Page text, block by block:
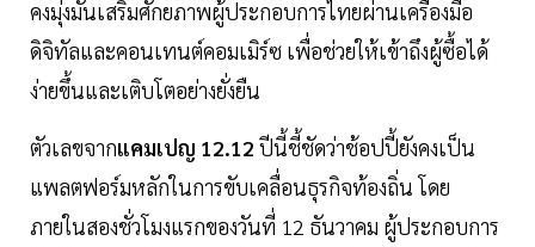
คงมุ่งมั่นเสริมศักยภาพผู้ประกอบการไทยผ่านเครื่องมือ
ดิจิทัลและคอนเทนต์คอมเมิร์ซ เพื่อช่วยให้เข้าถึงผู้ซื้อได้
ง่ายขึ้นและเติบโตอย่างยั่งยืน
ตัวเลขจากแคมเปญ 12.12 ปีนี้ชี้ชัดว่าช้อปปี้ยังคงเป็น
แพลตฟอร์มหลักในการขับเคลื่อนธุรกิจท้องถิ่น โดย
ภายในสองชั่วโมงแรกของวันที่ 12 ธันวาคม ผู้ประกอบการ